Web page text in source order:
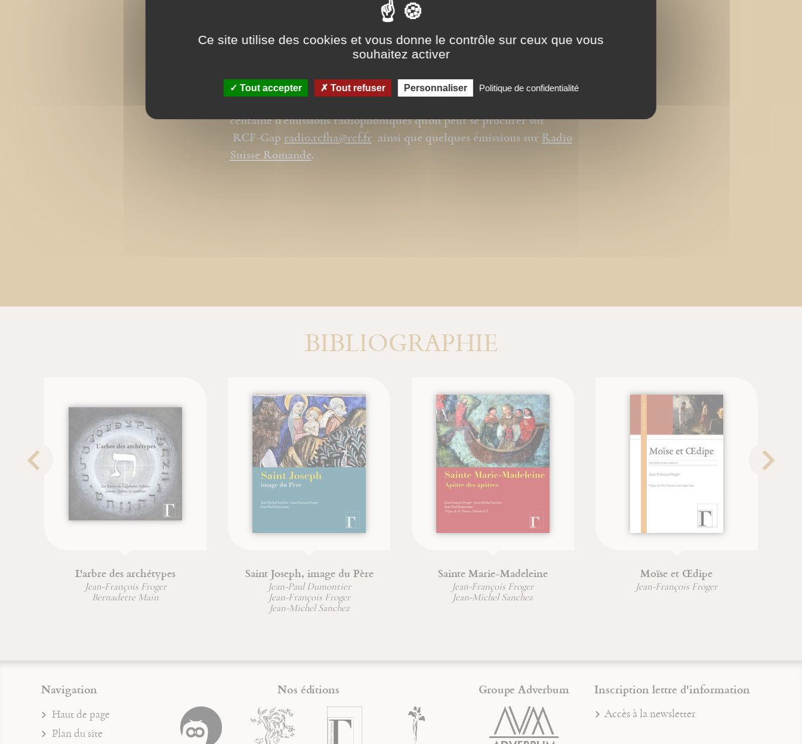
controverses de Jésus à propos du Shabbat aux éditions
« Le Maître du Shabbat »
Il collabore aux travaux et recherches de l’association « Eecho »
centaine d’émissions radiophoniques qu’on peut se procurer sur
RCF-Gap radio.rcfha@rcf.frainsi que quelques émissions surRadio
Suisse Romande.
BIBLIOGRAPHIE
Sainte Marie-Madeleine
Jean-François Froger
Jean-Michel Sanchez
Moïse et Œdipe
Jean-François Froger
Une vie incorruptible
Jean-François Froger
Six chemins pour connaître
sagesse et intelligence
Jean-François Froger
Navigation
Haut de page
Plan du site
Nos éditions Groupe Adverbum Inscription lettre d'information
Accès à la newsletter
Ce site utilise des cookies et vous donne le contrôle sur ceux que vous
souhaitez activer
Tout accepter Tout refuser Personnaliser Politique de confidentialité